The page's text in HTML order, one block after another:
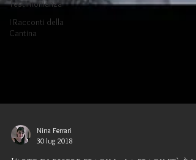
Testimonianza
I Racconti della
Cantina